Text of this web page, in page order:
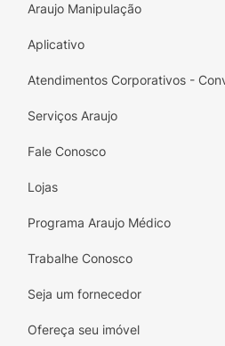
Araujo Manipulação
Aplicativo
Atendimentos Corporativos -
Serviços Araujo
Fale Conosco
Lojas
Programa Araujo Médico
Trabalhe Conosco
Seja um fornecedor
Ofereça seu imóvel